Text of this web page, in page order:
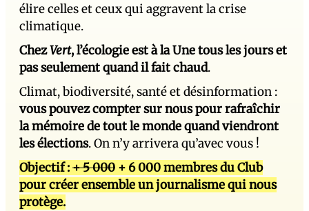
élire celles et ceux qui aggravent la crise
climatique.
ChezVert, l’écologie est à la Une tous les jours et
pas seulement quand il fait chaud.
Climat, biodiversité, santé et désinformation :
vous pouvez compter sur nous pour rafraîchir
la mémoire de tout le monde quand viendront
les élections. On n’y arrivera qu’avec vous !
Objectif :+ 5 000 + 6 000 membres du Club
pour créer ensemble un journalisme qui nous
protège.